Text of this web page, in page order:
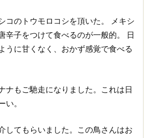
コのトウモロコシを頂いた。
メキシ
辛子をつけて食べるのが一般的。
日
うに甘くなく、おかず感覚で食べる
ナもご馳走になりました。これは日
い。
してもらいました。この鳥さんはお